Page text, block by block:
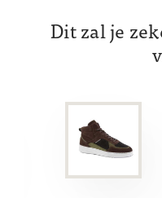
Dit zal je